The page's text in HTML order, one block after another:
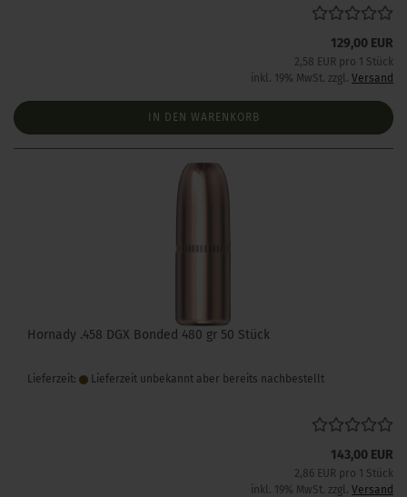
129,00 EUR
2,58 EUR pro 1 Stück
inkl. 19% MwSt. zzgl. Versand
IN DEN WARENKORB
Hornady .458 DGX Bonded 480 gr 50 Stück
Lieferzeit: Lieferzeit unbekannt aber bereits nachbestellt
143,00 EUR
2,86 EUR pro 1 Stück
inkl. 19% MwSt. zzgl. Versand